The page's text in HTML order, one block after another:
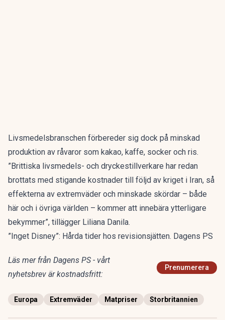
Livsmedelsbranschen förbereder sig dock på minskad
produktion av råvaror som kakao, kaffe, socker och ris.
”Brittiska livsmedels- och dryckestillverkare har redan
brottats med stigande kostnader till följd av kriget i Iran, så
effekterna av extremväder och minskade skördar – både
här och i övriga världen – kommer att innebära ytterligare
bekymmer”, tillägger Liliana Danila.
”Inget Disney”: Hårda tider hos revisionsjätten. Dagens PS
Läs mer från Dagens PS - vårt
nyhetsbrev är kostnadsfritt:
Prenumerera
Europa Extremväder Matpriser Storbritannien